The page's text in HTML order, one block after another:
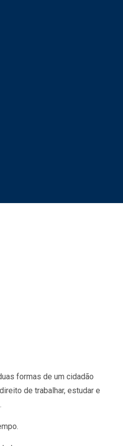
formas de um cidadão
de trabalhar, estudar e